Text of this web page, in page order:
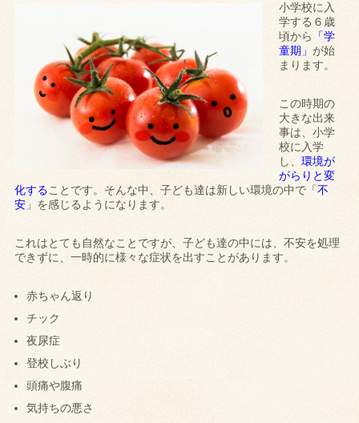
小学校に入
学する６歳
頃から
「学
童期」が始
まります。
この時期の
大きな出来
事は、小学
校に入学
し、環境が
がらりと変
化することです。そんな中、子ども達は新しい環境の中で「不
安 」を感じるようになります。
これはとても自然なことですが、子ども達の中には、不安を処理
できずに、一時的に様々な症状を出すことがあります。
赤ちゃん返り
チック
夜尿症
登校しぶり
頭痛や腹痛
気持ちの悪さ